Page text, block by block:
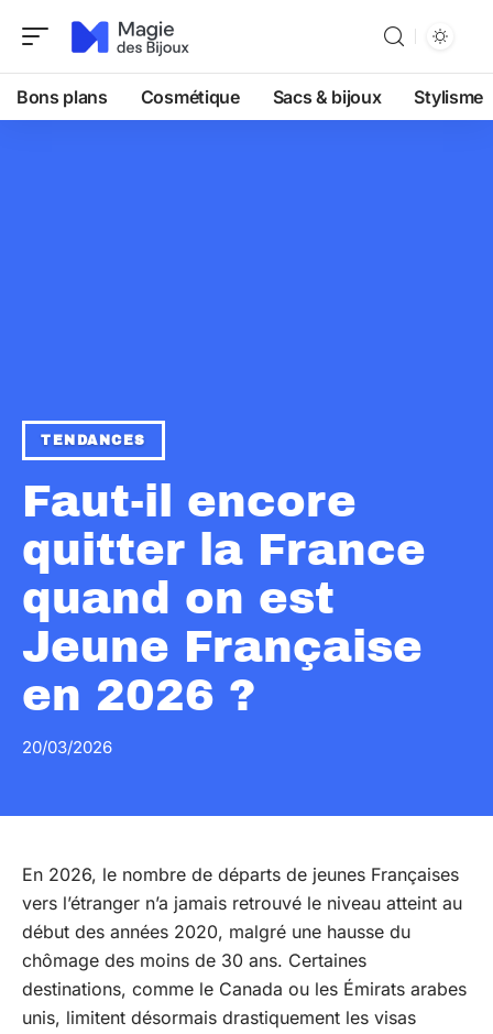
Bons plans Cosmétique Sacs & bijoux Stylisme
TENDANCES
Faut-il encore
quitter la France
quand on est
Jeune Française
en 2026 ?
20/03/2026
En 2026, le nombre de départs de jeunes Françaises
vers l’étranger n’a jamais retrouvé le niveau atteint au
début des années 2020, malgré une hausse du
chômage des moins de 30 ans. Certaines
destinations, comme le Canada ou les Émirats arabes
unis, limitent désormais drastiquement les visas